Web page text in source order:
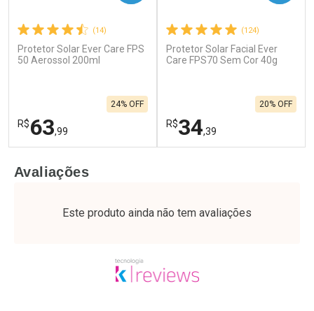
(14)
Protetor Solar Ever Care FPS
50 Aerossol 200ml
R$63,99
24% OFF
Laboratório
Por Menos
(124)
Protetor Solar Facial Ever
Care FPS70 Sem Cor 40g
R$34,39
20% OFF
Laboratório
Por Menos
Avaliações
Este produto ainda não tem avaliações